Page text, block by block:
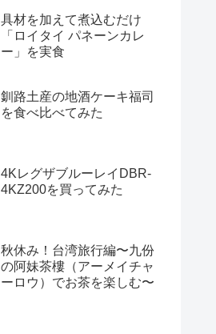
具材を加えて煮込むだけ
「ロイタイ パネーンカレ
ー」を実食
釧路土産の地酒ケーキ福司
を食べ比べてみた
4KレグザブルーレイDBR-
4KZ200を買ってみた
秋休み！台湾旅行編〜九份
の阿妹茶樓（アーメイチャ
ーロウ）でお茶を楽しむ〜